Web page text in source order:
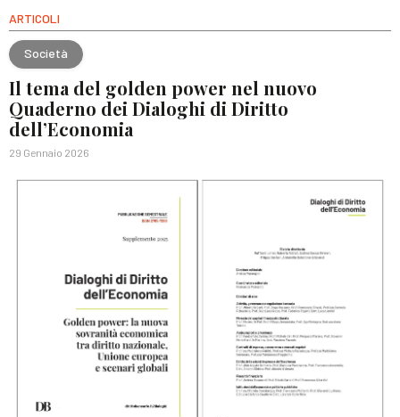
ARTICOLI
Società
Il tema del golden power nel nuovo
Quaderno dei Dialoghi di Diritto
dell’Economia
29 Gennaio 2026